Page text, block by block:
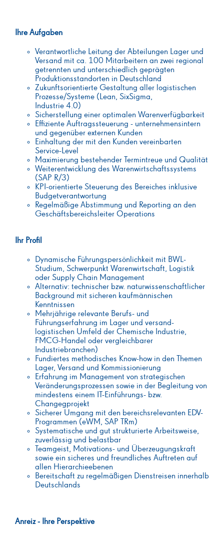
Ihre Aufgaben
Verantwortliche Leitung der Abteilungen Lager und
Versand mit ca. 100 Mitarbeitern an zwei regional
getrennten und unterschiedlich geprägten
Produktionsstandorten in Deutschland
Zukunftsorientierte Gestaltung aller logistischen
Prozesse/Systeme (Lean, SixSigma,
Industrie 4.0)
Sicherstellung einer optimalen Warenverfügbarkeit
Effiziente Auftragssteuerung - unternehmensintern
und gegenüber externen Kunden
Einhaltung der mit den Kunden vereinbarten
Service-Level
Maximierung bestehender Termintreue und Qualität
Weiterentwicklung des Warenwirtschaftssystems
(SAP R/3)
KPI-orientierte Steuerung des Bereiches inklusive
Budgetverantwortung
Regelmäßige Abstimmung und Reporting an den
Geschäftsbereichsleiter Operations
Ihr Profil
Dynamische Führungspersönlichkeit mit BWL-
Studium, Schwerpunkt Warenwirtschaft, Logistik
oder Supply Chain Management
Alternativ: technischer bzw. naturwissenschaftlicher
Background mit sicheren kaufmännischen
Kenntnissen
Mehrjährige relevante Berufs- und
Führungserfahrung im Lager und versand-
logistischen Umfeld der Chemische Industrie,
FMCG-Handel oder vergleichbarer
Industriebranchen)
Fundiertes methodisches Know-how in den Themen
Lager, Versand und Kommissionierung
Erfahrung im Management von strategischen
Veränderungsprozessen sowie in der Begleitung von
mindestens einem IT-Einführungs- bzw.
Changegprojekt
Sicherer Umgang mit den bereichsrelevanten EDV-
Programmen (eWM, SAP TRm)
Systematische und gut strukturierte Arbeitsweise,
zuverlässig und belastbar
Teamgeist, Motivations- und Überzeugungskraft
sowie ein sicheres und freundliches Auftreten auf
allen Hierarchieebenen
Bereitschaft zu regelmäßigen Dienstreisen innerhalb
Deutschlands
Anreiz - Ihre Perspektive